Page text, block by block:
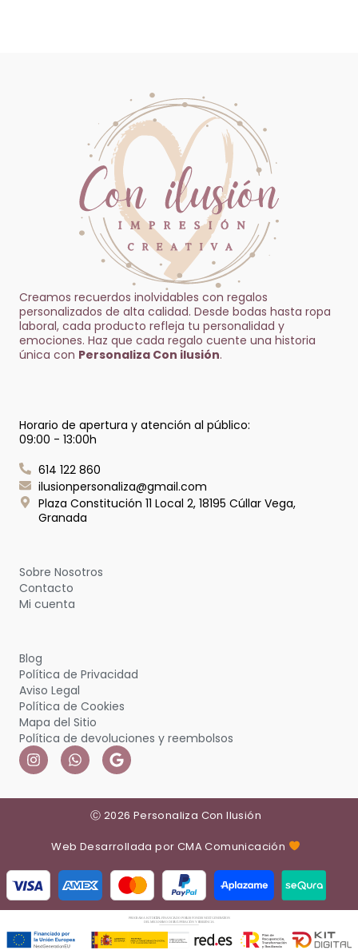
Creamos recuerdos inolvidables con regalos
personalizados de alta calidad. Desde bodas hasta ropa
laboral, cada producto refleja tu personalidad y
emociones. Haz que cada regalo cuente una historia
única con Personaliza Con ilusión.
Horario de apertura y atención al público:
09:00 - 13:00h
614 122 860
ilusionpersonaliza@gmail.com
Plaza Constitución 11 Local 2, 18195 Cúllar Vega,
Granada
Sobre Nosotros
Contacto
Mi cuenta
Blog
Política de Privacidad
Aviso Legal
Política de Cookies
Mapa del Sitio
Política de devoluciones y reembolsos
Ⓒ 2026 Personaliza Con Ilusión
Web Desarrollada por CMA Comunicación